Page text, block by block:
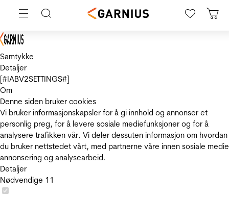
Samtykke
Detaljer
[#IABV2SETTINGS#]
Om
Denne siden bruker cookies
Vi bruker informasjonskapsler for å gi innhold og annonser et
personlig preg, for å levere sosiale mediefunksjoner og for å
analysere trafikken vår. Vi deler dessuten informasjon om hvordan
du bruker nettstedet vårt, med partnerne våre innen sosiale
annonsering og analysearbeid.
Detaljer
Nødvendige 11